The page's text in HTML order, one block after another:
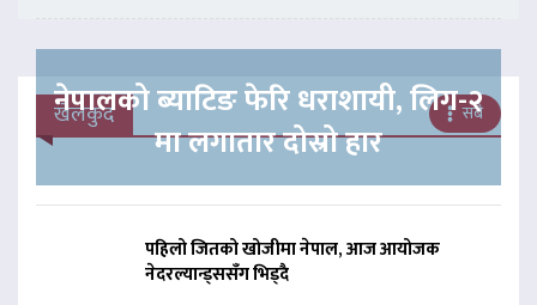
खेलकुद सबै
नेपालको ब्याटिङ फेरि धराशायी, लिग-२
मा लगातार दोस्रो हार
पहिलो जितको खोजीमा नेपाल, आज आयोजक
नेदरल्यान्ड्ससँग भिड्दै